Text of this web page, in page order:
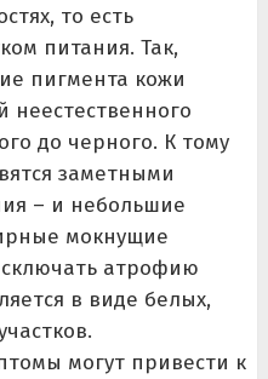
то есть
питания. Так,
пигмента кожи
неестественного
до черного. К тому
заметными
– и небольшие
мокнущие
атрофию
в виде белых,
могут привести к